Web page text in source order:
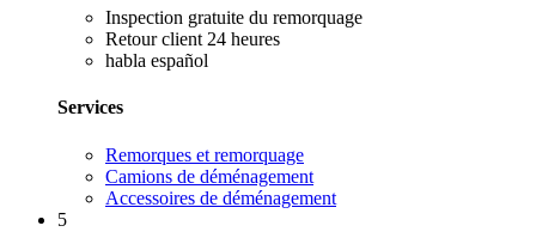
Inspection gratuite du remorquage
Retour client 24 heures
habla español
Services
Remorques et remorquage
Camions de déménagement
Accessoires de déménagement
5